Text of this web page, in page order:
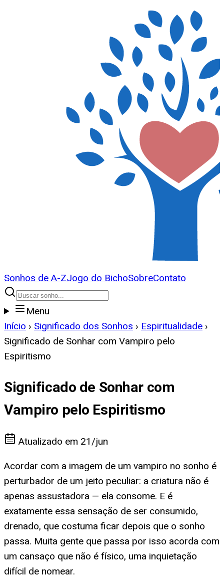
Sonhos de A-ZJogo do BichoSobreContato
Menu
Início › Significado dos Sonhos › Espiritualidade ›
Significado de Sonhar com Vampiro pelo
Espiritismo
Significado de Sonhar com
Vampiro pelo Espiritismo
Atualizado em 21/jun
Acordar com a imagem de um vampiro no sonho é
perturbador de um jeito peculiar: a criatura não é
apenas assustadora — ela consome. E é
exatamente essa sensação de ser consumido,
drenado, que costuma ficar depois que o sonho
passa. Muita gente que passa por isso acorda com
um cansaço que não é físico, uma inquietação
difícil de nomear.